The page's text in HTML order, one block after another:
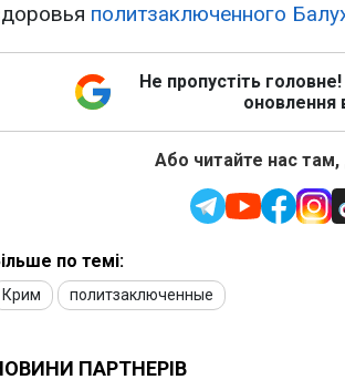
политзаключенного
Не пропустіть
оновлення
Або читайте нас
по темі:
Крим политзаключенные